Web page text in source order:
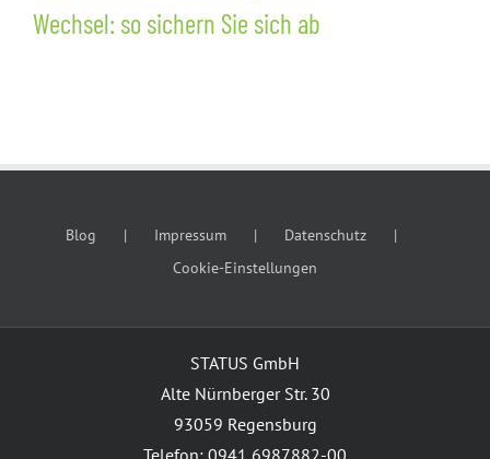
Wechsel: so sichern Sie sich ab
Blog Impressum
Datenschutz
Cookie-Einstellungen
STATUS GmbH
Alte Nürnberger Str. 30
93059 Regensburg